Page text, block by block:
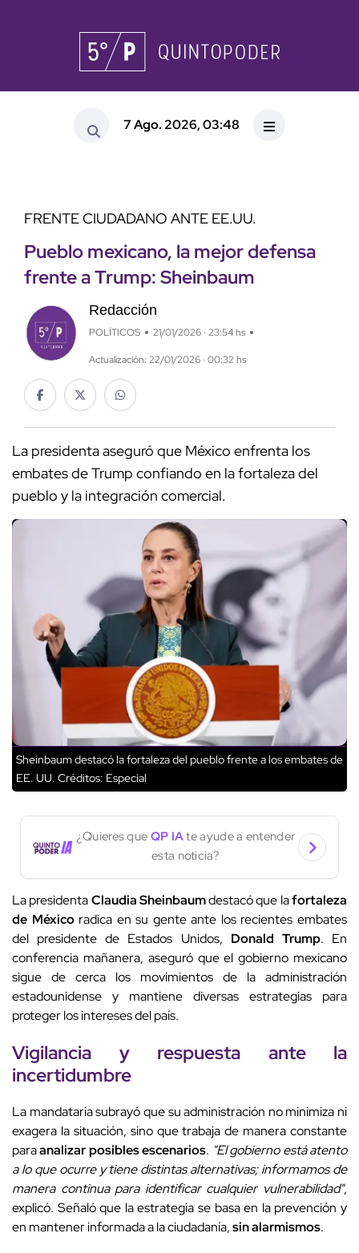
7 Ago. 2026, 03:48
FRENTE CIUDADANO ANTE EE.UU.
Pueblo mexicano, la mejor defensa
frente a Trump: Sheinbaum
Redacción
POLÍTICOS 21/01/2026 · 23:54 hs
Actualización: 22/01/2026 · 00:32 hs
La presidenta aseguró que México enfrenta los
embates de Trump confiando en la fortaleza del
pueblo y la integración comercial.
Sheinbaum destacó la fortaleza del pueblo frente a los embates de
EE. UU. Créditos: Especial
¿Quieres que QP IAte ayude a entender
esta noticia?
La presidentaClaudia Sheinbaumdestacó que lafortaleza
de Méxicoradica en su gente ante los recientes embates
del presidente de Estados Unidos, Donald Trump. En
conferencia mañanera, aseguró que el gobierno mexicano
sigue de cerca los movimientos de la administración
estadounidense y mantiene diversas estrategias para
proteger los intereses del país.
Vigilancia y respuesta ante la
incertidumbre
La mandataria subrayó que su administración no minimiza ni
exagera la situación, sino que trabaja de manera constante
paraanalizar posibles escenarios. "El gobierno está atento
a lo que ocurre y tiene distintas alternativas; informamos de
manera continua para identificar cualquier vulnerabilidad",
explicó. Señaló que la estrategia se basa en la prevención y
en mantener informada a la ciudadanía,sin alarmismos.